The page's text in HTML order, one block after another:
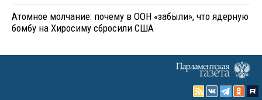
Атомное молчание: почему в ООН «забыли», что ядерную
бомбу на Хиросиму сбросили США